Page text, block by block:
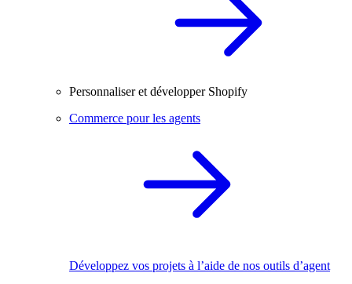
Personnaliser et développer Shopify
Commerce pour les agents
Développez vos projets à l’aide de nos outils d’agent